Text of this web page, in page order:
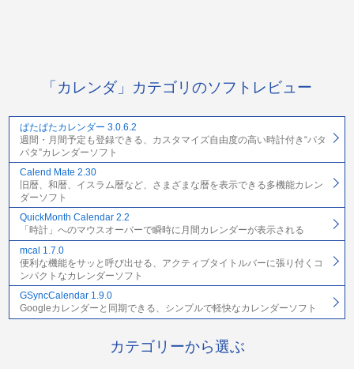
「カレンダ」カテゴリのソフトレビュー
ぱたぱたカレンダー 3.0.6.2
週間・月間予定も登録できる、カスタマイズ自由度の高い時計付き“パタ
パタ”カレンダーソフト
Calend Mate 2.30
旧暦、和暦、イスラム暦など、さまざまな暦を表示できる多機能カレン
ダーソフト
QuickMonth Calendar 2.2
「時計」へのマウスオーバーで瞬時に月間カレンダーが表示される
mcal 1.7.0
便利な機能をサッと呼び出せる、アクティブタイトルバーに張り付くコ
ンパクトなカレンダーソフト
GSyncCalendar 1.9.0
Googleカレンダーと同期できる、シンプルで軽快なカレンダーソフト
カテゴリーから選ぶ